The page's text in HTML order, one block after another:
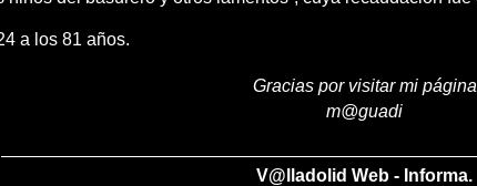
a los 81 años.
Gracias por visitar mi página
m@guadi
V@lladolid Web - Informa.